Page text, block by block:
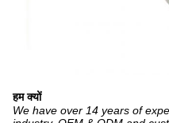
हम क्यों
We have over 14 years of